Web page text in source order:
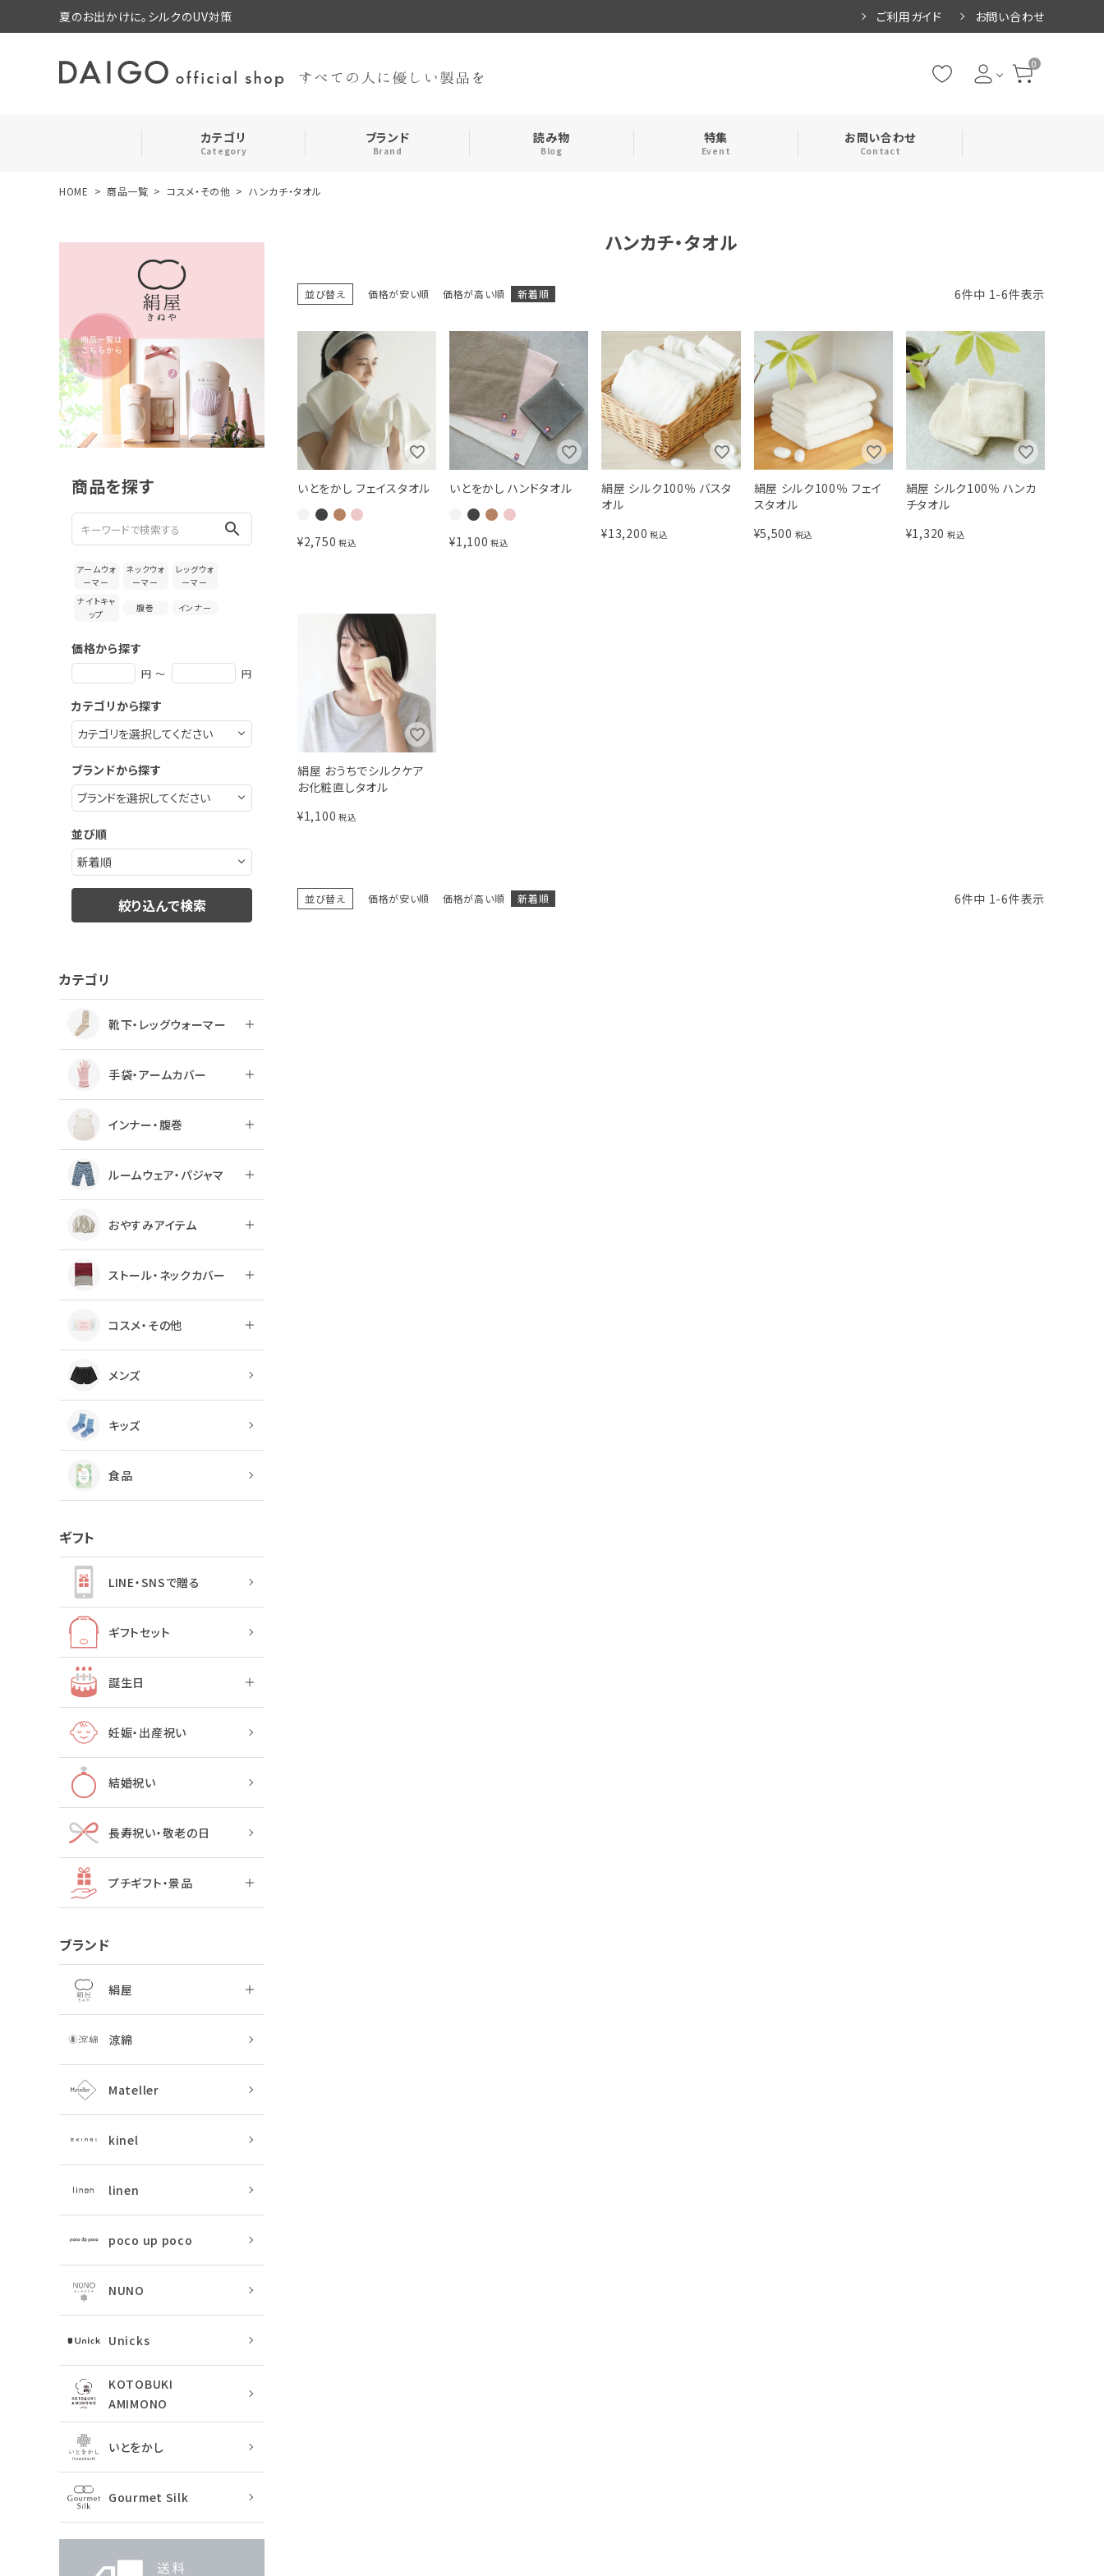
夏のお出かけに。シルクのUV対策 ご利用ガイド お問い合わせ
0
カテゴリ
Category
メンズ
食品
ブランド
Brand
読み物
Blog
特集
Event
お問い合わせ
Contact
新着＆再入荷商品
カテゴリーから探す
ギフトを探す
ブランドから探す
HOME 商品一覧 コスメ・その他 ハンカチ・タオル
商品を探す
search
アームウォ
ーマー
ネックウォ
ーマー
レッグウォ
ーマー
ナイトキャ
ップ
腹巻 インナー
価格から探す
円 ～ 円
カテゴリから探す
ブランドから探す
並び順
絞り込んで検索
カテゴリ
靴下・レッグウォーマー
手袋・アームカバー
インナー・腹巻
ルームウェア・パジャマ
おやすみアイテム
ストール・ネックカバー
コスメ・その他
メンズ
キッズ
食品
ギフト
LINE・SNSで贈る
ギフトセット
誕生日
妊娠・出産祝い
結婚祝い
長寿祝い・敬老の日
プチギフト・景品
ブランド
絹屋
涼綿
Mateller
kinel
linen
poco up poco
NUNO
Unicks
KOTOBUKI
AMIMONO
いとをかし
Gourmet Silk
ハンカチ・タオル
並び替え 価格が安い順 価格が高い順 新着順 6件中 1-6件表示
いとをかし フェイスタオル
¥2,750 税込
いとをかし ハンドタオル
¥1,100 税込
絹屋 シルク100％ バスタ
オル
¥13,200 税込
絹屋 シルク100％ フェイ
スタオル
¥5,500 税込
絹屋 シルク100％ ハンカ
チタオル
¥1,320 税込
絹屋 おうちでシルクケア
お化粧直しタオル
¥1,100 税込
並び替え 価格が安い順 価格が高い順 新着順 6件中 1-6件表示